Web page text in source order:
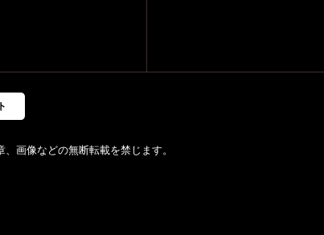
画像などの無断転載を禁じます。